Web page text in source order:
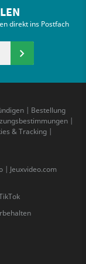
direkt ins Postfach
| Bestellung
|
& Tracking|
| Jeuxvideo.com